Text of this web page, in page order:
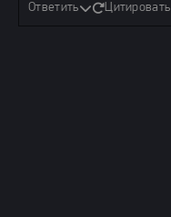
Ответить Цитировать